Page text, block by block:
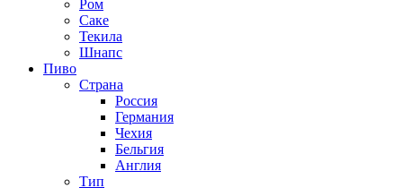
Ром
Саке
Текила
Шнапс
Пиво
Страна
Россия
Германия
Чехия
Бельгия
Англия
Тип